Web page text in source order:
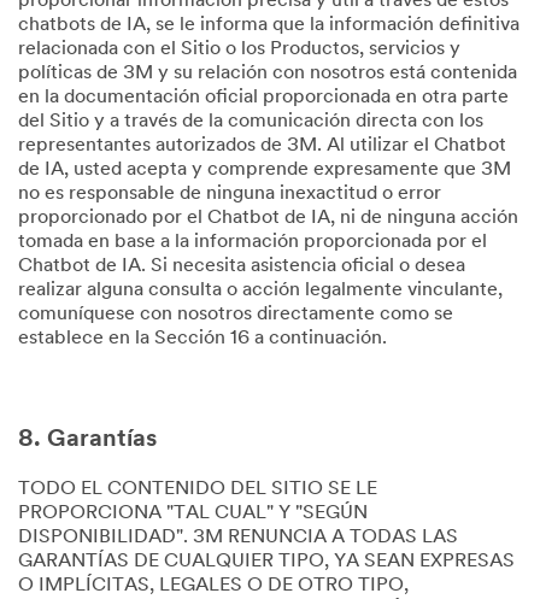
chatbots de IA, se le informa que la información definitiva
relacionada con el Sitio o los Productos, servicios y
políticas de 3M y su relación con nosotros está contenida
en la documentación oficial proporcionada en otra parte
del Sitio y a través de la comunicación directa con los
representantes autorizados de 3M. Al utilizar el Chatbot
de IA, usted acepta y comprende expresamente que 3M
no es responsable de ninguna inexactitud o error
proporcionado por el Chatbot de IA, ni de ninguna acción
tomada en base a la información proporcionada por el
Chatbot de IA. Si necesita asistencia oficial o desea
realizar alguna consulta o acción legalmente vinculante,
comuníquese con nosotros directamente como se
establece en la Sección 16 a continuación.
8. Garantías
TODO EL CONTENIDO DEL SITIO SE LE
PROPORCIONA "TAL CUAL" Y "SEGÚN
DISPONIBILIDAD". 3M RENUNCIA A TODAS LAS
GARANTÍAS DE CUALQUIER TIPO, YA SEAN EXPRESAS
O IMPLÍCITAS, LEGALES O DE OTRO TIPO,